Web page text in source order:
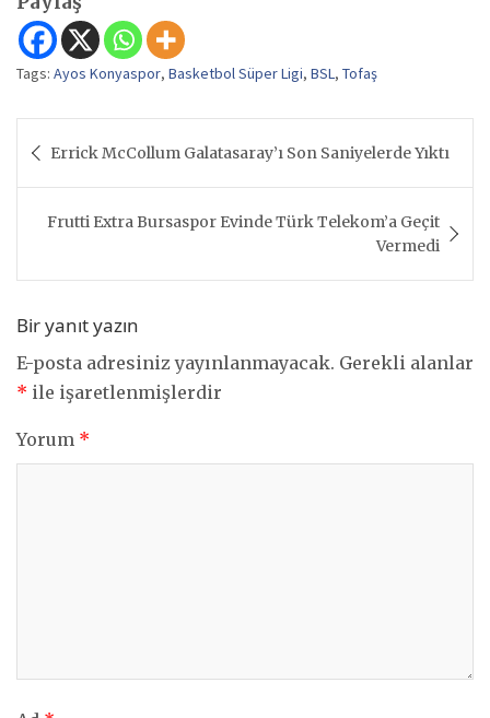
Tags: Ayos Konyaspor, Basketbol Süper Ligi, BSL, Tofaş
gezinmesi
Errick McCollum Galatasaray’ı Son Saniyelerde Yıktı
Frutti Extra Bursaspor Evinde Türk Telekom’a Geçit
Vermedi
Bir yanıt yazın
E-posta adresiniz yayınlanmayacak. Gerekli alanlar
* ile işaretlenmişlerdir
Yorum *